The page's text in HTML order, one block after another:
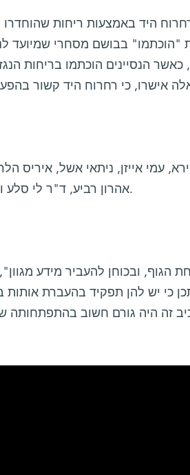
היד באמצעות ריחות שהוחדרו
"הוכתמו" בבושם מסחרי שמיועד
הנסיינים הוכתמו בריחות
עמי אייזן, ניתאי אשל, איריס
אהרון רביע, ד"ר לי סלע וד"ר ענת ארזי.
כי יש להן תפקיד בהעברת אותות